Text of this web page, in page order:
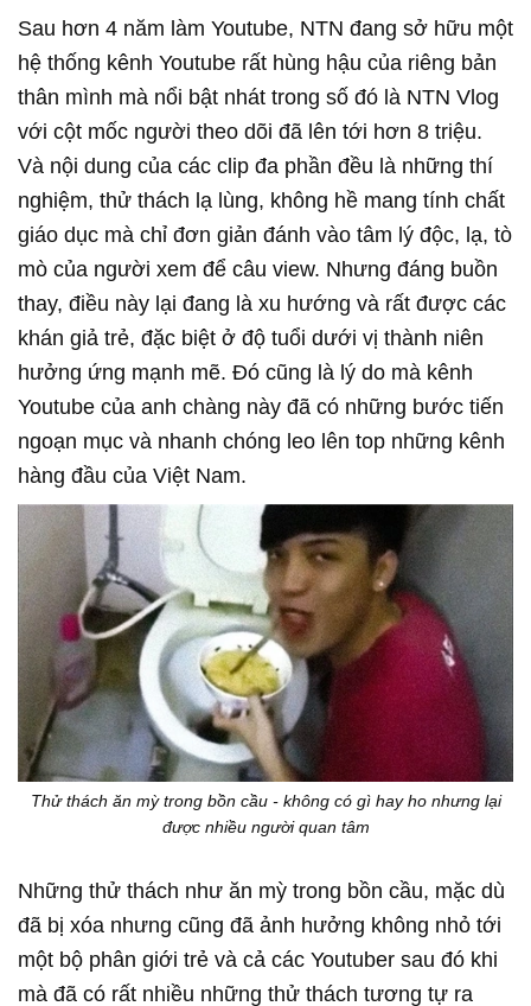
Sau hơn 4 năm làm Youtube, NTN đang sở hữu một
hệ thống kênh Youtube rất hùng hậu của riêng bản
thân mình mà nổi bật nhát trong số đó là NTN Vlog
với cột mốc người theo dõi đã lên tới hơn 8 triệu.
Và nội dung của các clip đa phần đều là những thí
nghiệm, thử thách lạ lùng, không hề mang tính chất
giáo dục mà chỉ đơn giản đánh vào tâm lý độc, lạ, tò
mò của người xem để câu view. Nhưng đáng buồn
thay, điều này lại đang là xu hướng và rất được các
khán giả trẻ, đặc biệt ở độ tuổi dưới vị thành niên
hưởng ứng mạnh mẽ. Đó cũng là lý do mà kênh
Youtube của anh chàng này đã có những bước tiến
ngoạn mục và nhanh chóng leo lên top những kênh
hàng đầu của Việt Nam.
Thử thách ăn mỳ trong bồn cầu - không có gì hay ho nhưng lại
được nhiều người quan tâm
Những thử thách như ăn mỳ trong bồn cầu, mặc dù
đã bị xóa nhưng cũng đã ảnh hưởng không nhỏ tới
một bộ phân giới trẻ và cả các Youtuber sau đó khi
mà đã có rất nhiều những thử thách tương tự ra